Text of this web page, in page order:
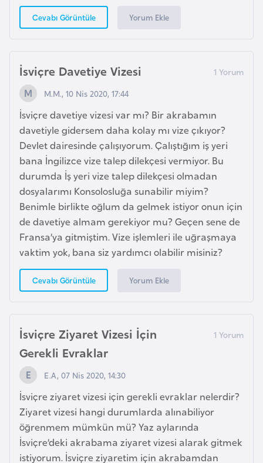
Cevabı Görüntüle Yorum Ekle
İsviçre Davetiye Vizesi
M.M., 10 Nis 2020, 17:44
İsviçre davetiye vizesi var mı? Bir akrabamın
davetiyle gidersem daha kolay mı vize çıkıyor?
Devlet dairesinde çalışıyorum. Çalıştığım iş yeri
bana İngilizce vize talep dilekçesi vermiyor. Bu
durumda İş yeri vize talep dilekçesi olmadan
dosyalarımı Konsolosluğa sunabilir miyim?
Benimle birlikte oğlum da gelmek istiyor onun için
de davetiye almam gerekiyor mu? Geçen sene de
Fransa’ya gitmiştim. Vize işlemleri ile uğraşmaya
vaktim yok, bana siz yardımcı olabilir misiniz?
Cevabı Görüntüle Yorum Ekle
İsviçre Ziyaret Vizesi İçin
Gerekli Evraklar
E.A, 07 Nis 2020, 14:30
İsviçre ziyaret vizesi için gerekli evraklar nelerdir?
Ziyaret vizesi hangi durumlarda alınabiliyor
öğrenmem mümkün mü? Yaz aylarında
İsviçre’deki akrabama ziyaret vizesi alarak gitmek
istiyorum. İsviçre ziyaretim için akrabamdan
F
i
n
a
n
d
i
y
a
F
r
a
n
s
G
a
b
o
n
G
a
m
b